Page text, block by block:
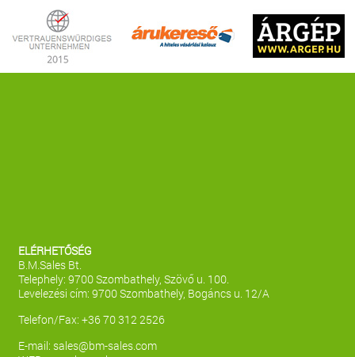
ELÉRHETŐSÉG
B.M.Sales Bt.
Telephely: 9700 Szombathely, Szövő u. 100.
Levelezési cím: 9700 Szombathely, Bogáncs u. 12/A
Telefon/Fax: +36 70 312 2526
E-mail: sales@bm-sales.com